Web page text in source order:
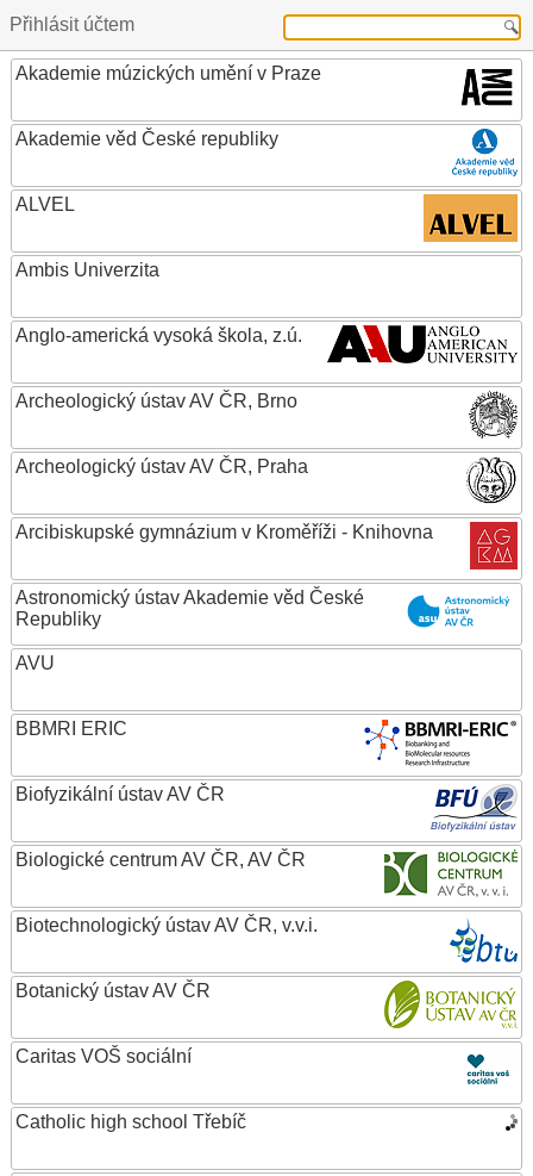
Přihlásit účtem
Akademie múzických umění v Praze
Akademie věd České republiky
ALVEL
Ambis Univerzita
Anglo-americká vysoká škola, z.ú.
Archeologický ústav AV ČR, Brno
Archeologický ústav AV ČR, Praha
Arcibiskupské gymnázium v Kroměříži - Knihovna
Astronomický ústav Akademie věd České
Republiky
AVU
BBMRI ERIC
Biofyzikální ústav AV ČR
Biologické centrum AV ČR, AV ČR
Biotechnologický ústav AV ČR, v.v.i.
Botanický ústav AV ČR
Caritas VOŠ sociální
Catholic high school Třebíč